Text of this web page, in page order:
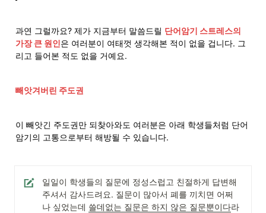
과연 그럴까요? 제가 지금부터 말씀드릴 단어암기 스트레스의
가장 큰 원인은 여러분이 여태껏 생각해본 적이 없을 겁니다. 그
리고 들어본 적도 없을 거예요.
빼앗겨버린 주도권
이 빼앗긴 주도권만 되찾아와도 여러분은 아래 학생들처럼 단어
암기의 고통으로부터 해방될 수 있습니다.
일일이 학생들의 질문에 정성스럽고 친절하게 답변해
주셔서 감사드려요. 질문이 많아서 폐를 끼치면 어쩌
나 싶었는데 쓸데없는 질문은 하지 않은 질문뿐이다라